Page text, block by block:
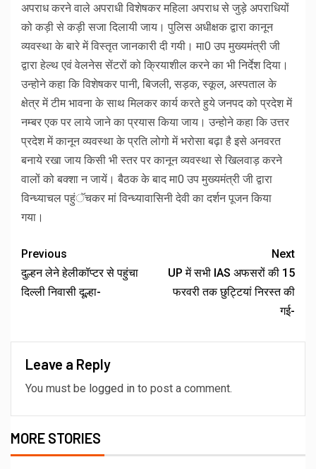
अपराध करने वाले अपराधी विशेषकर महिला अपराध से जुड़े अपराधियों
को कड़ी से कड़ी सजा दिलायी जाय। पुलिस अधीक्षक द्वारा कानून
व्यवस्था के बारे में विस्तृत जानकारी दी गयी। मा0 उप मुख्यमंत्री जी
द्वारा हेल्थ एवं वेलनेस सेंटरों को क्रियाशील करने का भी निर्देश दिया।
उन्होने कहा कि विशेषकर पानी, बिजली, सड़क, स्कूल, अस्पताल के
क्षेत्र में टीम भावना के साथ मिलकर कार्य करते हुये जनपद को प्रदेश में
नम्बर एक पर लाये जाने का प्रयास किया जाय। उन्होने कहा कि उत्तर
प्रदेश में कानून व्यवस्था के प्रति लोगो में भरोसा बढ़ा है इसे अनवरत
बनाये रखा जाय किसी भी स्तर पर कानून व्यवस्था से खिलवाड़ करने
वालों को बक्शा न जायें। बैठक के बाद मा0 उप मुख्यमंत्री जी द्वारा
विन्ध्याचल पहुंॅचकर मां विन्ध्यावासिनी देवी का दर्शन पूजन किया
गया।
Previous
दुल्हन लेने हेलीकॉप्टर से पहुंचा
दिल्ली निवासी दूल्हा-
Next
UP में सभी IAS अफसरों की 15
फरवरी तक छुट्टियां निरस्त की
गई-
Leave a Reply
You must be logged in to post a comment.
MORE STORIES